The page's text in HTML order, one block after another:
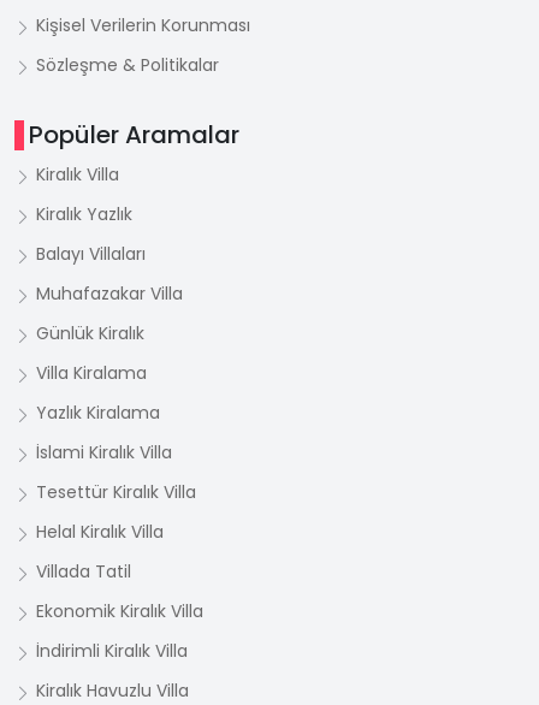
Kişisel Verilerin Korunması
Sözleşme & Politikalar
Popüler Aramalar
Kiralık Villa
Kiralık Yazlık
Balayı Villaları
Muhafazakar Villa
Günlük Kiralık
Villa Kiralama
Yazlık Kiralama
İslami Kiralık Villa
Tesettür Kiralık Villa
Helal Kiralık Villa
Villada Tatil
Ekonomik Kiralık Villa
İndirimli Kiralık Villa
Kiralık Havuzlu Villa